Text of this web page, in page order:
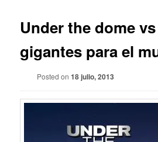
Under the dome
gigantes para el
Posted on 18 julio, 2013